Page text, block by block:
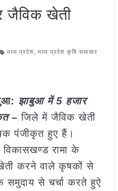
जैविक खेती
मध्य प्रदेश, मध्य प्रदेश कृषि समाचार
झाबुआ में 5 हजार
–जिले में जैविक खेती
पंजीकृत हुए हैं।
रामा के
खेती करने वाले कृषकों से
से चर्चा करते हुऐ